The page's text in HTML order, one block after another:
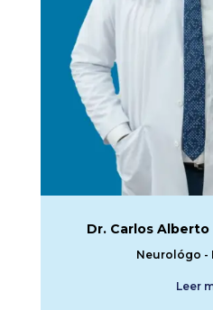
Dr. Carlos
Neurológo -
Leer